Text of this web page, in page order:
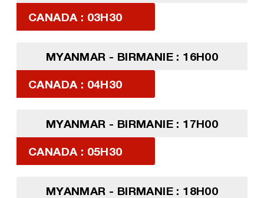
CANADA : 03H30
MYANMAR - BIRMANIE : 16H00
CANADA : 04H30
MYANMAR - BIRMANIE : 17H00
CANADA : 05H30
MYANMAR - BIRMANIE : 18H00